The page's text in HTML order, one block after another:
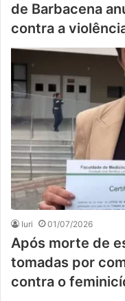
de Barbacena
contra a
Iuri 01/07/2026
Após morte de
tomadas por
contra o